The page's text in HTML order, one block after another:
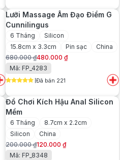
1.500.000 ₫.
là:
1.250.000 ₫.
Lưỡi Massage Âm Đạo Điểm G
Cunnilingus
6 Tháng
Silicon
15.8cm x 3.3cm
Pin sạc
China
680.000₫
Giá
gốc
là:
680.000 ₫.
480.000 ₫
Giá
hiện
tại
là:
480.000 ₫.
Mã: FP_4283
Đã bán 221
Đồ Chơi Kích Hậu Anal Silicon
Mềm
6 Tháng
8.7cm x 2.2cm
Silicon
China
200.000₫
Giá
120.000 ₫
Giá
Mã: FP_8348